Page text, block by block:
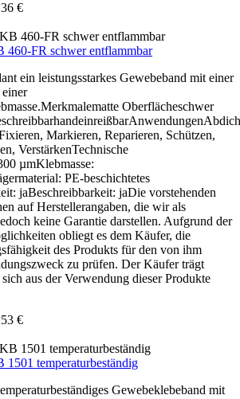
€
460-FR schwer entflammbar
ein leistungsstarkes Gewebeband mit einer
Oberflächeschwer
Markieren, Reparieren, Schützen,
VerstärkenTechnische
µmKlebmasse:
PE-beschichtetes
jaBeschreibbarkeit: jaDie vorstehenden
auf Herstellerangaben, die wir als
keine Garantie darstellen. Aufgrund der
obliegt es dem Käufer, die
des Produkts für den von ihm
zu prüfen. Der Käufer trägt
aus der Verwendung dieser Produkte
€
1501 temperaturbeständig
Gewebeklebeband mit